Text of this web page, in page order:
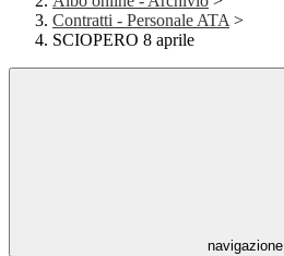
Contratti - Personale ATA >
SCIOPERO 8 aprile
navigazione